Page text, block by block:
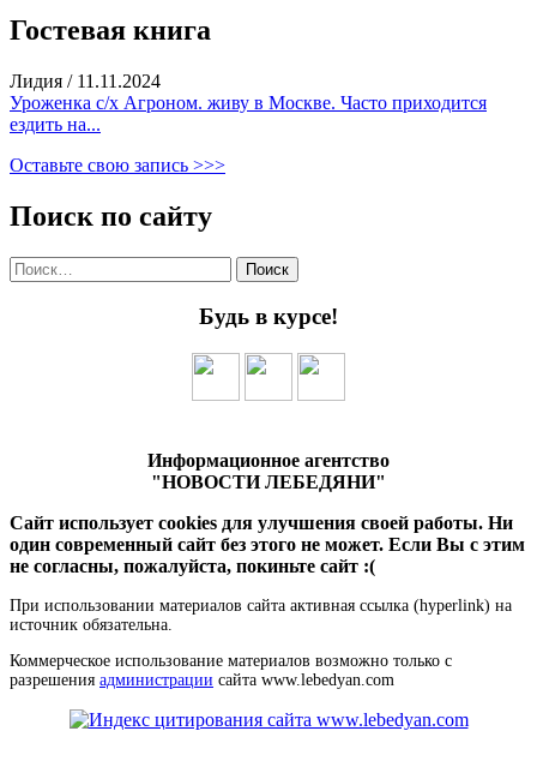
Гостевая книга
Лидия / 11.11.2024
Уроженка с/х Агроном. живу в Москве. Часто приходится
ездить на...
Оставьте свою запись >>>
Поиск по сайту
Найти:
Будь в курсе!
Информационное агентство
"НОВОСТИ ЛЕБЕДЯНИ"
Сайт использует cookies для улучшения своей работы. Ни
один современный сайт без этого не может. Если Вы с этим
не согласны, пожалуйста, покиньте сайт :(
При использовании материалов сайта активная ссылка (hyperlink) на
источник обязательна.
Коммерческое использование материалов возможно только с
разрешения администрации сайта www.lebedyan.com